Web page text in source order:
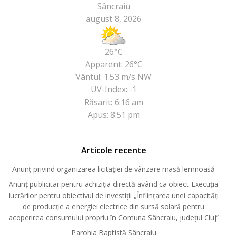
Sâncraiu
august 8, 2026
26°C
Apparent: 26°C
Vântul: 1.53 m/s NW
UV-Index: -1
Răsarit: 6:16 am
Apus: 8:51 pm
Articole recente
Anunț privind organizarea licitației de vânzare masă lemnoasă
Anunț publicitar pentru achiziția directă având ca obiect Execuția
lucrărilor pentru obiectivul de investiții „Înființarea unei capacități
de producție a energiei electrice din sursă solară pentru
acoperirea consumului propriu în Comuna Sâncraiu, județul Cluj”
Parohia Baptistă Sâncraiu